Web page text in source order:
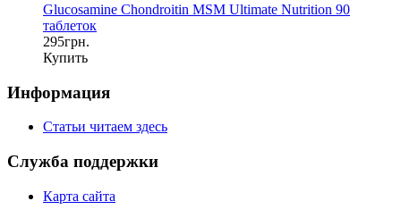
Glucosamine Chondroitin MSM Ultimate Nutrition 90
таблеток
295грн.
Купить
Информация
Статьи читаем здесь
Служба поддержки
Карта сайта